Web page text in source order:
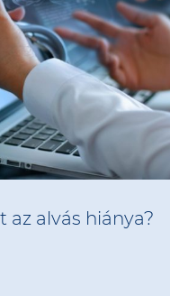
alvás hiánya?